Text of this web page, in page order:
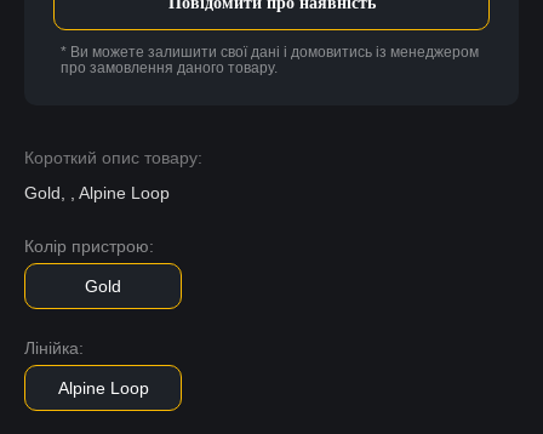
Короткий опис товару:
Gold, , Alpine Loop
Колір пристрою:
Gold
Лінійка:
Alpine Loop
* Ви можете залишити свої дані і домовитись із менеджером
про замовлення даного товару.